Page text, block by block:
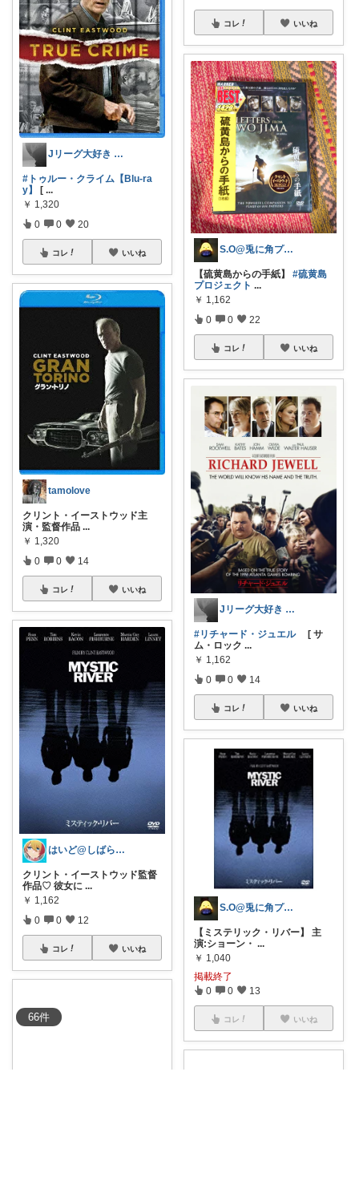
66件
Jリーグ大好き 🦁ゲート😪💤
#トゥルー・クライム【Blu-ra
y】
[ ...
￥ 1,320
0 0 20
コレ いいね
tamolove
クリント・イーストウッド主
演・監督作品 ...
￥ 1,320
0 0 14
コレ いいね
はいど@しばらくお休みします！
クリント・イーストウッド監督
作品♡ 彼女に ...
￥ 1,162
0 0 12
コレ いいね
コレ いいね
S.O@兎に角プロフから見てね🤗
【硫黄島からの手紙】 #硫黄島
プロジェクト ...
￥ 1,162
0 0 22
コレ いいね
Jリーグ大好き 🦁ゲート😪💤
#リチャード・ジュエル[ サ
ム・ロック ...
￥ 1,162
0 0 14
コレ いいね
S.O@兎に角プロフから見てね🤗
【ミステリック・リバー】 主
演:ショーン・ ...
￥ 1,040
掲載終了
0 0 13
コレ いいね